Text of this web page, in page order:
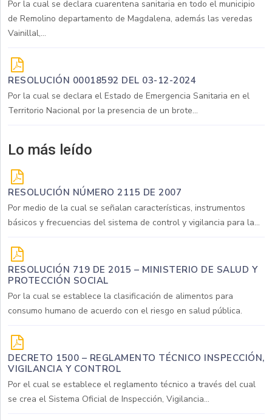
Por la cual se declara cuarentena sanitaria en todo el municipio
de Remolino departamento de Magdalena, además las veredas
Vainillal,...
RESOLUCIÓN 00018592 DEL 03-12-2024
Por la cual se declara el Estado de Emergencia Sanitaria en el
Territorio Nacional por la presencia de un brote...
Lo más leído
RESOLUCIÓN NÚMERO 2115 DE 2007
Por medio de la cual se señalan características, instrumentos
básicos y frecuencias del sistema de control y vigilancia para la...
RESOLUCIÓN 719 DE 2015 – MINISTERIO DE SALUD Y
PROTECCIÓN SOCIAL
Por la cual se establece la clasificación de alimentos para
consumo humano de acuerdo con el riesgo en salud pública.
DECRETO 1500 – REGLAMENTO TÉCNICO INSPECCIÓN,
VIGILANCIA Y CONTROL
Por el cual se establece el reglamento técnico a través del cual
se crea el Sistema Oficial de Inspección, Vigilancia...